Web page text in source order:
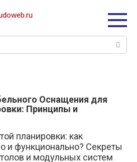
Оснащения для
Принципы и
планировки: как
и функционально? Секреты
и модульных систем